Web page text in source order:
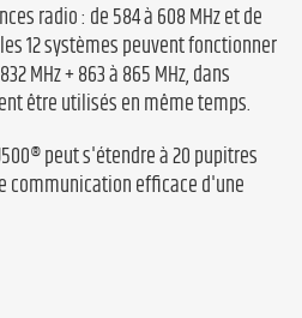
radio : de 584 à 608 MHz et de
12 systèmes peuvent fonctionner
MHz + 863 à 865 MHz, dans
être utilisés en même temps.
peut s'étendre à 20 pupitres
communication efficace d'une